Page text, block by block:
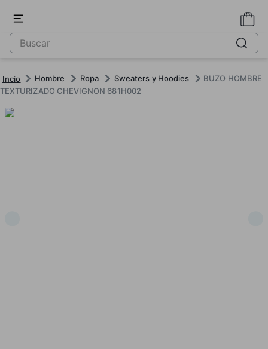
Hombre Ropa Sweaters y Hoodies
BUZO HOMBRE
TEXTURIZADO CHEVIGNON 681H002